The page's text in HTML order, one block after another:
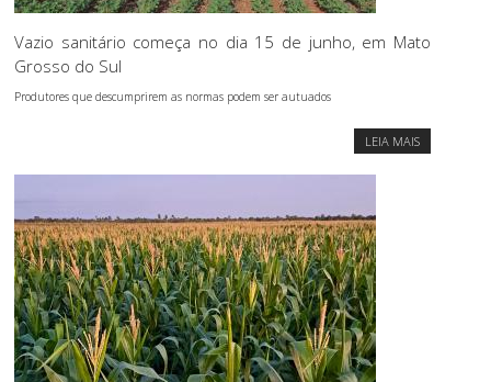
Vazio sanitário começa no dia 15 de junho, em Mato
Grosso do Sul
Produtores que descumprirem as normas podem ser autuados
LEIA MAIS